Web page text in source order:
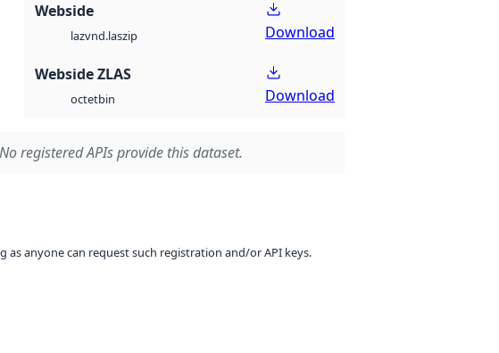
Webside
lazvnd.laszip Download
Webside ZLAS
octetbin Download
No registered APIs provide this dataset.
as anyone can request such registration and/or API keys.